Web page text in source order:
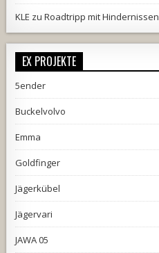
KLE zuRoadtripp mit Hindernissen
EX PROJEKTE
5ender
Buckelvolvo
Emma
Goldfinger
Jägerkübel
Jägervari
JAWA 05